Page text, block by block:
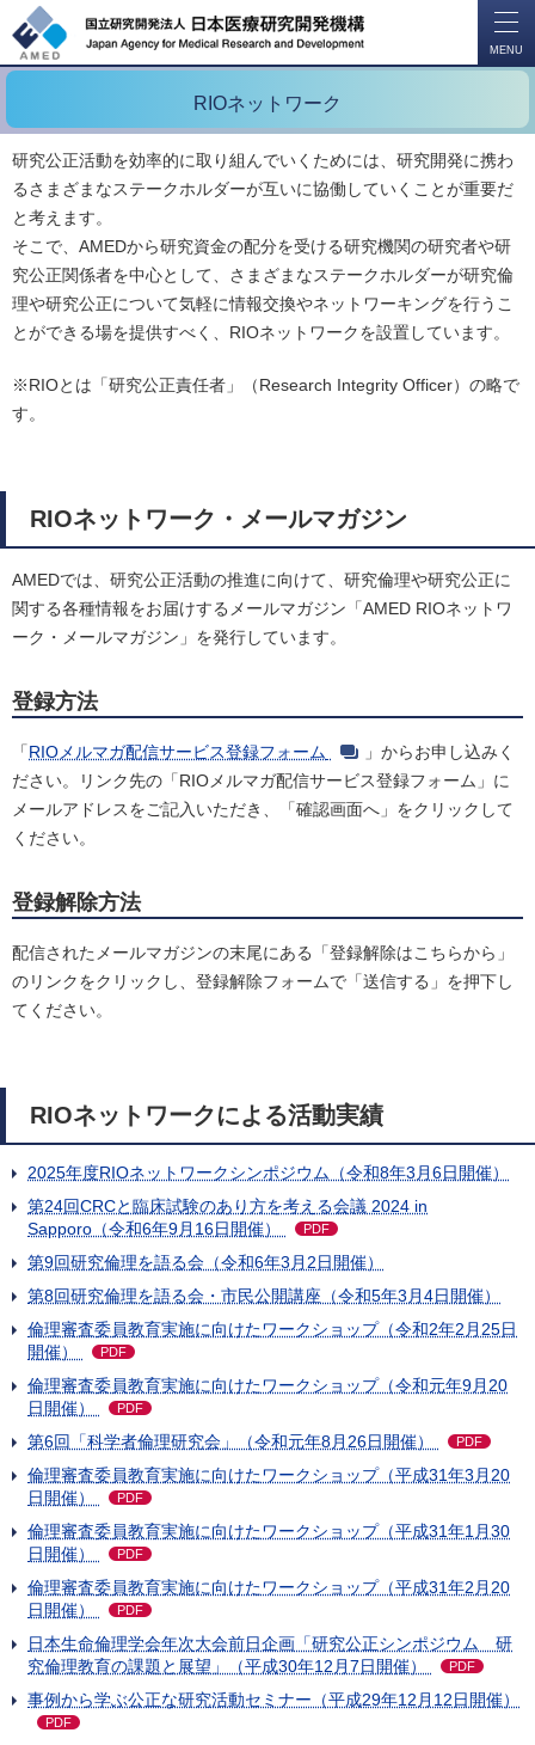
MENU
RIOネットワーク
研究公正活動を効率的に取り組んでいくためには、研究開発に携わ
るさまざまなステークホルダーが互いに協働していくことが重要だ
と考えます。
そこで、AMEDから研究資金の配分を受ける研究機関の研究者や研
究公正関係者を中心として、さまざまなステークホルダーが研究倫
理や研究公正について気軽に情報交換やネットワーキングを行うこ
とができる場を提供すべく、RIOネットワークを設置しています。
※RIOとは「研究公正責任者」（Research Integrity Officer）の略で
す。
RIOネットワーク・メールマガジン
AMEDでは、研究公正活動の推進に向けて、研究倫理や研究公正に
関する各種情報をお届けするメールマガジン「AMED RIOネットワ
ーク・メールマガジン」を発行しています。
登録方法
「RIOメルマガ配信サービス登録フォーム
」からお申し込みく
ださい。リンク先の「RIOメルマガ配信サービス登録フォーム」に
メールアドレスをご記入いただき、「確認画面へ」をクリックして
ください。
登録解除方法
配信されたメールマガジンの末尾にある「登録解除はこちらから」
のリンクをクリックし、登録解除フォームで「送信する」を押下し
てください。
RIOネットワークによる活動実績
2025年度RIOネットワークシンポジウム（令和8年3月6日開催）
第24回CRCと臨床試験のあり方を考える会議 2024 in
Sapporo（令和6年9月16日開催）
PDF
第9回研究倫理を語る会（令和6年3月2日開催）
第8回研究倫理を語る会・市民公開講座（令和5年3月4日開催）
倫理審査委員教育実施に向けたワークショップ（令和2年2月25日
開催）
PDF
倫理審査委員教育実施に向けたワークショップ（令和元年9月20
日開催）
PDF
第6回「科学者倫理研究会」（令和元年8月26日開催） PDF
倫理審査委員教育実施に向けたワークショップ（平成31年3月20
日開催）
PDF
倫理審査委員教育実施に向けたワークショップ（平成31年1月30
日開催）
PDF
倫理審査委員教育実施に向けたワークショップ（平成31年2月20
日開催）
PDF
日本生命倫理学会年次大会前日企画「研究公正シンポジウム 研
究倫理教育の課題と展望」（平成30年12月7日開催）
PDF
事例から学ぶ公正な研究活動セミナー（平成29年12月12日開催）
PDF